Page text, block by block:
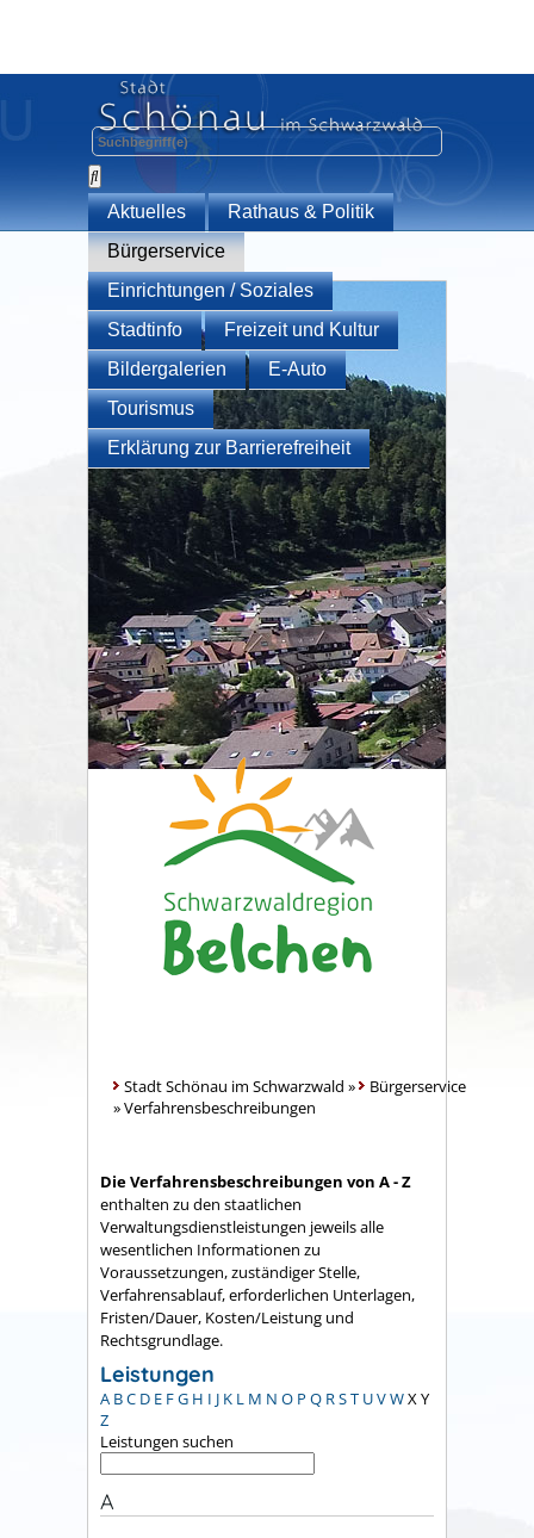
Aktuelles
Rathaus & Politik
Bürgerservice
Einrichtungen / Soziales
Stadtinfo
Freizeit und Kultur
Bildergalerien
E-Auto
Tourismus
Erklärung zur Barrierefreiheit
Stadt Schönau im Schwarzwald »
Bürgerservice
»Verfahrensbeschreibungen
Die Verfahrensbeschreibungen von A - Z
enthalten zu den staatlichen
Verwaltungsdienstleistungen jeweils alle
wesentlichen Informationen zu
Voraussetzungen, zuständiger Stelle,
Verfahrensablauf, erforderlichen Unterlagen,
Fristen/Dauer, Kosten/Leistung und
Rechtsgrundlage.
Leistungen
A BC D E FG H I J K L M N O P Q RST UVWXY
Z
Leistungen suchen
A